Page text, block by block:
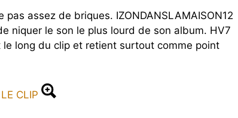
pas assez de briques. IZONDANSLAMAISON12
niquer le son le plus lourd de son album. HV7
le long du clip et retient surtout comme point
CLIP